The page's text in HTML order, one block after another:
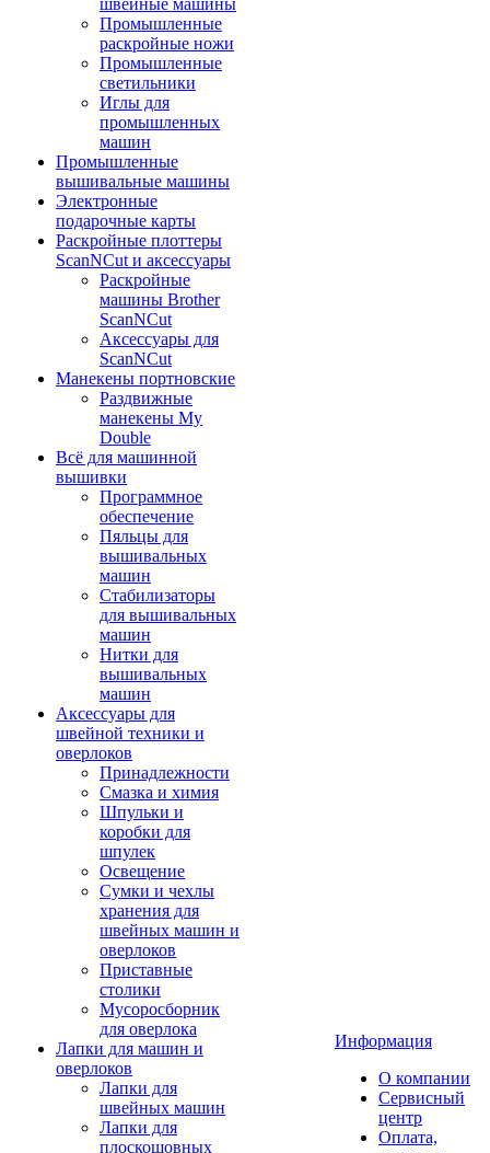
швейные машины
Промышленные
раскройные ножи
Промышленные
светильники
Иглы для
промышленных
машин
Промышленные
вышивальные машины
Электронные
подарочные карты
Раскройные плоттеры
ScanNCut и аксессуары
Раскройные
машины Brother
ScanNCut
Аксессуары для
ScanNCut
Манекены портновские
Раздвижные
манекены My
Double
Всё для машинной
вышивки
Программное
обеспечение
Пяльцы для
вышивальных
машин
Стабилизаторы
для вышивальных
машин
Нитки для
вышивальных
машин
Аксессуары для
швейной техники и
оверлоков
Принадлежности
Смазка и химия
Шпульки и
коробки для
шпулек
Освещение
Сумки и чехлы
хранения для
швейных машин и
оверлоков
Приставные
столики
Мусоросборник
для оверлока
Лапки для машин и
оверлоков
Лапки для
швейных машин
Лапки для
плоскошовных
Информация
О компании
Сервисный
центр
Оплата,